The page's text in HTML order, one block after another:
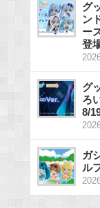
グ
ン
ー
登
グ
ろ
8/
ガ
ル